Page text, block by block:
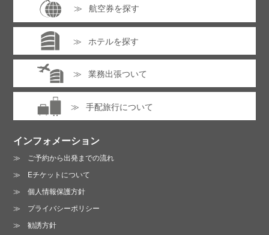
航空券を探す
ホテルを探す
業務出張ついて
手配旅行について
インフォメーション
ご予約から出発までの流れ
Eチケットについて
個人情報保護方針
プライバシーポリシー
勧誘方針